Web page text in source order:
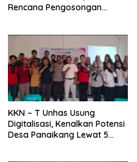
Rencana Pengosongan
KKN – T Unhas Usung
Digitalisasi, Kenalkan Potensi
Desa Panaikang Lewat 5